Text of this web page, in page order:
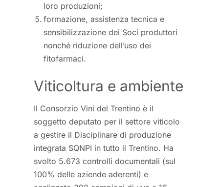
loro produzioni;
formazione, assistenza tecnica e
sensibilizzazione dei Soci produttori
nonché riduzione dell’uso dei
fitofarmaci.
Viticoltura e ambiente
Il Consorzio Vini del Trentino è il
soggetto deputato per il settore viticolo
a gestire il Disciplinare di produzione
integrata SQNPI in tutto il Trentino. Ha
svolto 5.673 controlli documentali (sul
100% delle aziende aderenti) e